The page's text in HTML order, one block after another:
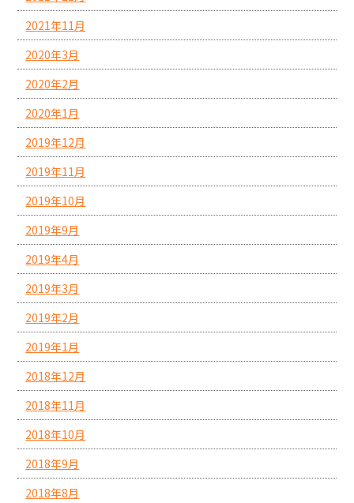
2021年11月
2020年3月
2020年2月
2020年1月
2019年12月
2019年11月
2019年10月
2019年9月
2019年4月
2019年3月
2019年2月
2019年1月
2018年12月
2018年11月
2018年10月
2018年9月
2018年8月